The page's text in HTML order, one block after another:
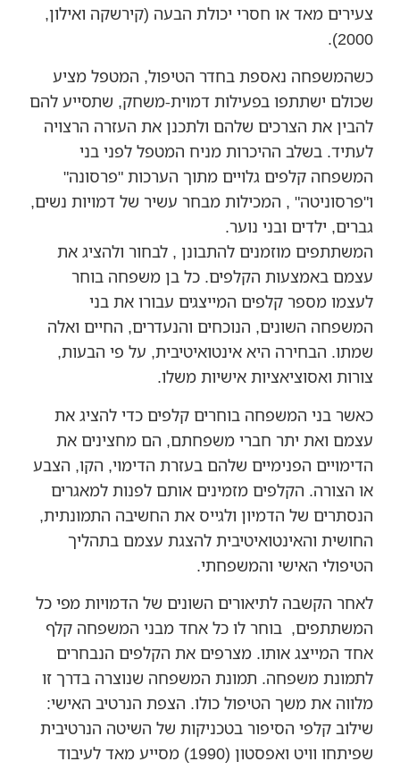
צעירים מאד או חסרי יכולת הבעה (קירשקה ואילון,
2000).
כשהמשפחה נאספת בחדר הטיפול, המטפל מציע
שכולם ישתתפו בפעילות דמוית-משחק, שתסייע להם
להבין את הצרכים שלהם ולתכנן את העזרה הרצויה
לעתיד. בשלב ההיכרות מניח המטפל לפני בני
המשפחה קלפים גלויים מתוך הערכות "פרסונה"
ו"פרסוניטה" , המכילות מבחר עשיר של דמויות נשים,
גברים, ילדים ובני נוער.
המשתתפים מוזמנים להתבונן , לבחור ולהציג את
עצמם באמצעות הקלפים. כל בן משפחה בוחר
לעצמו מספר קלפים המייצגים עבורו את בני
המשפחה השונים, הנוכחים והנעדרים, החיים ואלה
שמתו. הבחירה היא אינטואיטיבית, על פי הבעות,
צורות ואסוציאציות אישיות משלו.
כאשר בני המשפחה בוחרים קלפים כדי להציג את
עצמם ואת יתר חברי משפחתם, הם מחצינים את
הדימויים הפנימיים שלהם בעזרת הדימוי, הקו, הצבע
או הצורה. הקלפים מזמינים אותם לפנות למאגרים
הנסתרים של הדמיון ולגייס את החשיבה התמונתית,
החושית והאינטואיטיבית להצגת עצמם בתהליך
הטיפולי האישי והמשפחתי.
לאחר הקשבה לתיאורים השונים של הדמויות מפי כל
המשתתפים, בוחר לו כל אחד מבני המשפחה קלף
אחד המייצג אותו. מצרפים את הקלפים הנבחרים
לתמונת משפחה. תמונת המשפחה שנוצרה בדרך זו
מלווה את משך הטיפול כולו. הצפת הנרטיב האישי:
שילוב קלפי הסיפור בטכניקות של השיטה הנרטיבית
שפיתחו וויט ואפסטון (1990) מסייע מאד לעיבוד